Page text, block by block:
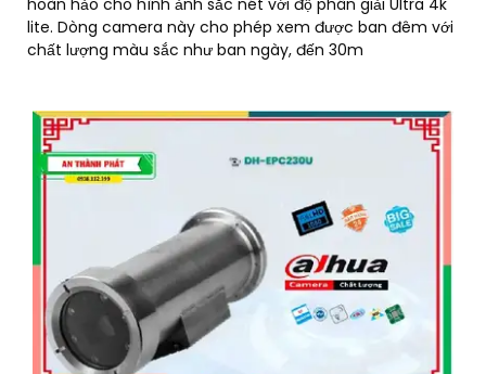
hoàn hảo cho hình ảnh sắc nét với độ phân giải Ultra 4k
lite. Dòng camera này cho phép xem được ban đêm với
chất lượng màu sắc như ban ngày, đến 30m